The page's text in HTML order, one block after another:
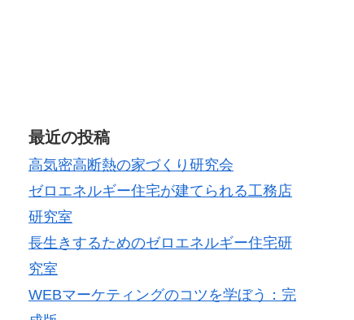
最近の投稿
高気密高断熱の家づくり研究会
ゼロエネルギー住宅が建てられる工務店
研究室
長生きするためのゼロエネルギー住宅研
究室
WEBマーケティングのコツを学ぼう：完